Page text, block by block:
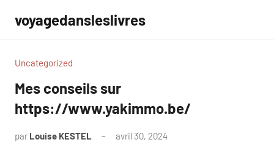
contenu
voyagedansleslivres
Uncategorized
Mes conseils sur
https://www.yakimmo.be/
par Louise KESTEL avril 30, 2024